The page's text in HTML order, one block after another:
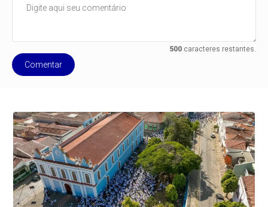
500caracteres restantes.
Comentar